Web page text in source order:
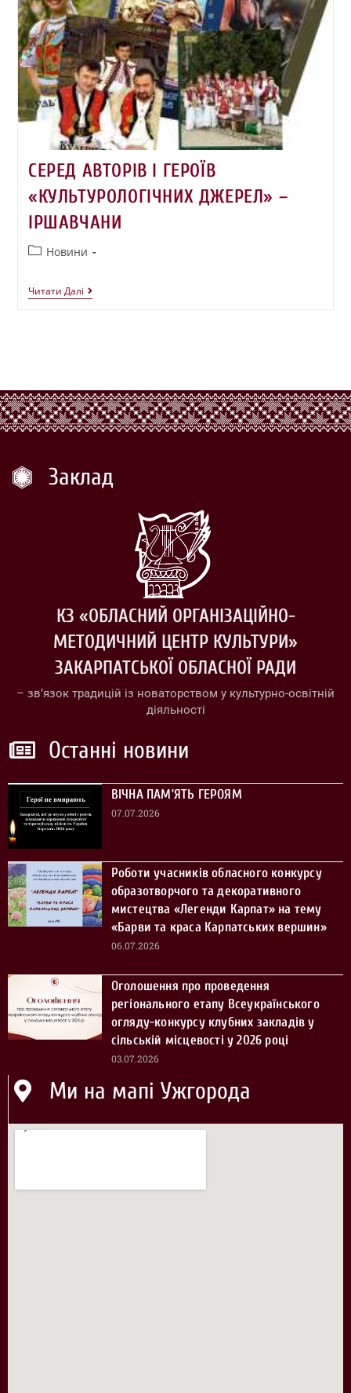
СЕРЕД АВТОРІВ І ГЕРОЇВ
«КУЛЬТУРОЛОГІЧНИХ ДЖЕРЕЛ» –
ІРШАВЧАНИ
Новини
Читати Далі
Заклад
КЗ «ОБЛАСНИЙ ОРГАНІЗАЦІЙНО-
МЕТОДИЧНИЙ ЦЕНТР КУЛЬТУРИ»
ЗАКАРПАТСЬКОЇ ОБЛАСНОЇ РАДИ
– зв’язок традицій із новаторством у культурно-освітній
діяльності
Останні новини
ВІЧНА ПАМ’ЯТЬ ГЕРОЯМ
07.07.2026
Роботи учасників обласного конкурсу
образотворчого та декоративного
мистецтва «Легенди Карпат» на тему
«Барви та краса Карпатських вершин»
06.07.2026
Оголошення про проведення
регіонального етапу Всеукраїнського
огляду-конкурсу клубних закладів у
сільській місцевості у 2026 році
03.07.2026
Ми на мапі Ужгорода